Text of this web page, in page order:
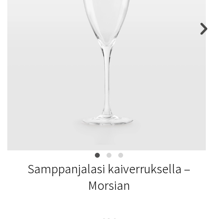
Samppanjalasi kaiverruksella –
Morsian